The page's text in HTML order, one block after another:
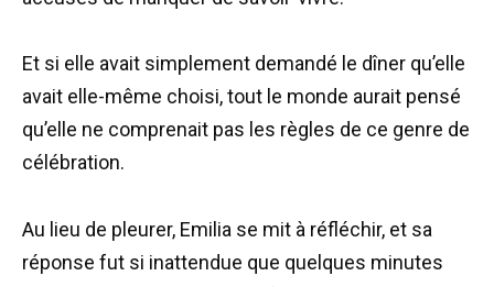
Et si elle avait simplement demandé le dîner qu’elle
avait elle-même choisi, tout le monde aurait pensé
qu’elle ne comprenait pas les règles de ce genre de
célébration.
Au lieu de pleurer, Emilia se mit à réfléchir, et sa
réponse fut si inattendue que quelques minutes